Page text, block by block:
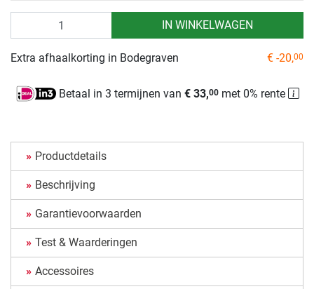
IN WINKELWAGEN
Extra afhaalkorting in Bodegraven € -20,00
Betaal in 3 termijnen van € 33,00met 0% rente
Productdetails
Beschrijving
Garantievoorwaarden
Test & Waarderingen
Accessoires